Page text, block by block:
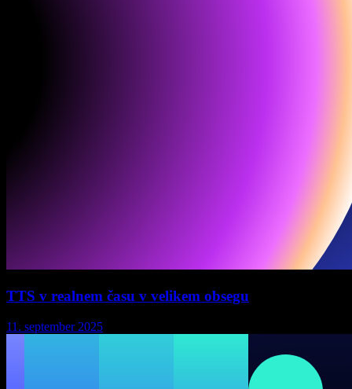
TTS v realnem času v velikem obsegu
11. september 2025